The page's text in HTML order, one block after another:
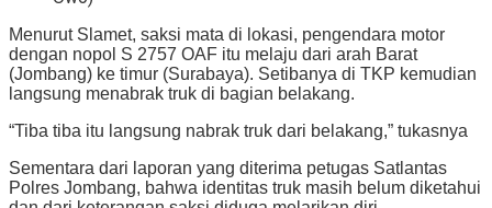
Menurut Slamet, saksi mata di lokasi, pengendara motor
dengan nopol S 2757 OAF itu melaju dari arah Barat
(Jombang) ke timur (Surabaya). Setibanya di TKP kemudian
langsung menabrak truk di bagian belakang.
“Tiba tiba itu langsung nabrak truk dari belakang,” tukasnya
Sementara dari laporan yang diterima petugas Satlantas
Polres Jombang, bahwa identitas truk masih belum diketahui